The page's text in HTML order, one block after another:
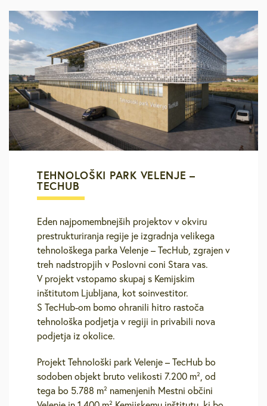
TEHNOLOŠKI PARK VELENJE –
TECHUB
Eden najpomembnejših projektov v okviru
prestrukturiranja regije je izgradnja velikega
tehnološkega parka Velenje – TecHub, zgrajen v
treh nadstropjih v Poslovni coni Stara vas.
V projekt vstopamo skupaj s Kemijskim
inštitutom Ljubljana, kot soinvestitor.
S TecHub-om bomo ohranili hitro rastoča
tehnološka podjetja v regiji in privabili nova
podjetja iz okolice.
Projekt Tehnološki park Velenje – TecHub bo
sodoben objekt bruto velikosti 7.200 m², od
tega bo 5.788 m² namenjenih Mestni občini